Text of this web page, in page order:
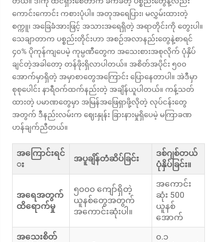
ကောင်းကောင်း ကစားပုံပါ။ အတုအရေပြား၊ မလွှမ်းထားတဲ့
စက္ကူ၊ အခြေခံအားဖြင့် အသားအရေရှိတဲ့ အရာတိုင်းကို တွေးပါ။
သေချာတာက ပစ္စည်းတိုင်းဟာ အစဉ်အလာနည်းတွေနဲ့စာရင်
၄၀% ပိုကုန်ကျပေမဲ့ ကုမ္ပဏီတွေက အသေးစားအစုလိုက် ပုံနှိပ်
ချင်တဲ့အခါတော့ တန်ဖိုးရှိလာပါတယ်။ အစိတ်အပိုင်း ၅၀၀
အောက်မှာရှိတဲ့ အမှာစာတွေအကြောင်း ပြောနေတာပါ။ အဲဒီမှာ
စုစုပေါင်း နာရီဝက်ထက်နည်းတဲ့ အချိန်ယူပါတယ်။ ကန့်သတ်
ထားတဲ့ ပမာဏတွေမှာ အမြန်အဖြေရှာဖို့လိုတဲ့ လုပ်ငန်းတွေ
အတွက် ဒီနည်းလမ်းက ဈေးနှုန်း ခြားနားမှုရှိပေမဲ့ မကြာခဏ
ဟန်ချက်ညီတယ်။
အကြောင်းရင်
း
အပူချိန်တံဆိပ်ခြင်း
ဒစ်ဂျစ်တယ်
ပုံနှိပ်ခြင်း။
အရေအတွက်
ထိရောက်မှု
၅၀၀၀ ကျော်ရှိတဲ့
ယူနစ်တွေအတွက်
အကောင်းဆုံးပါ။
အကောင်း
ဆုံး 500
ယူနစ်
အောက်
အသေးစိတ်
၀.၁